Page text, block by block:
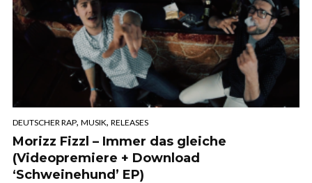
DEUTSCHER RAP, MUSIK, RELEASES
Morizz Fizzl – Immer das gleiche
(Videopremiere + Download
‘Schweinehund’ EP)